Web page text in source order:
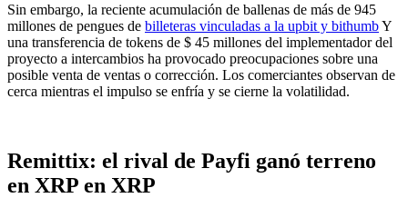
Sin embargo, la reciente acumulación de ballenas de más de 945
millones de pengues de billeteras vinculadas a la upbit y bithumbY
una transferencia de tokens de $ 45 millones del implementador del
proyecto a intercambios ha provocado preocupaciones sobre una
posible venta de ventas o corrección. Los comerciantes observan de
cerca mientras el impulso se enfría y se cierne la volatilidad.
Remittix: el rival de Payfi ganó terreno
en XRP en XRP